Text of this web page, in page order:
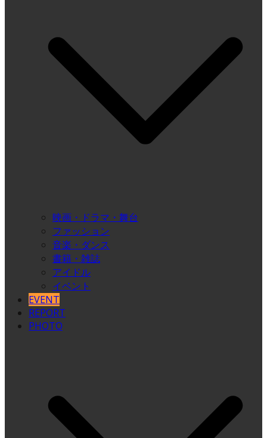
映画・ドラマ・舞台
ファッション
音楽・ダンス
書籍・雑誌
アイドル
イベント
EVENT
REPORT
PHOTO